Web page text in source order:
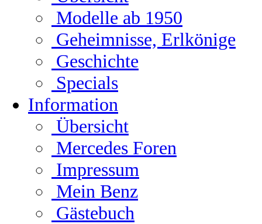
Modelle ab 1950
Geheimnisse, Erlkönige
Geschichte
Specials
Information
Übersicht
Mercedes Foren
Impressum
Mein Benz
Gästebuch